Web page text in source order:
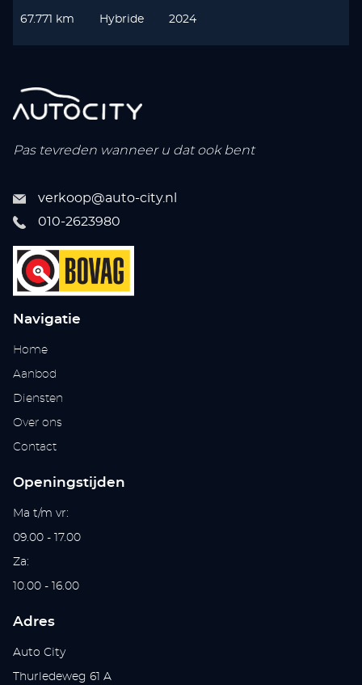
67.771 km Hybride 2024
Pas tevreden wanneer u dat ook bent
verkoop@auto-city.nl
010-2623980
Navigatie
Home
Aanbod
Diensten
Over ons
Contact
Openingstijden
Ma t/m vr:
09.00 - 17.00
Za:
10.00 - 16.00
Adres
Auto City
Thurledeweg 61 A